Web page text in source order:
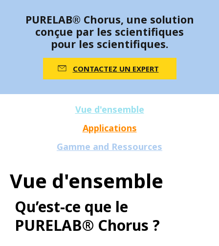
PURELAB® Chorus, une solution
conçue par les scientifiques
pour les scientifiques.
CONTACTEZ UN EXPERT
Vue d'ensemble
Applications
Gamme and Ressources
Vue d'ensemble
Qu’est-ce que le
PURELAB® Chorus ?